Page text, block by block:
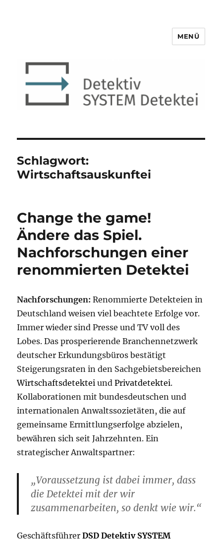
Detektiv SYSTEM Detektei ®
MENÜ
Schlagwort:
Wirtschaftsauskunftei
Change the game!
Ändere das Spiel.
Nachforschungen einer
renommierten Detektei
Nachforschungen:Renommierte Detekteien in
Deutschland weisen viel beachtete Erfolge vor.
Immer wieder sind Presse und TV voll des
Lobes. Das prosperierende Branchennetzwerk
deutscher Erkundungsbüros bestätigt
Steigerungsraten in den Sachgebietsbereichen
Wirtschaftsdetektei undPrivatdetektei.
Kollaborationen mit bundesdeutschen und
internationalen Anwaltssozietäten, die auf
gemeinsame Ermittlungserfolge abzielen,
bewähren sich seit Jahrzehnten. Ein
strategischer Anwaltspartner:
„Voraussetzung ist dabei immer, dass
die Detektei mit der wir
zusammenarbeiten, so denkt wie wir.“
GeschäftsführerDSD Detektiv SYSTEM